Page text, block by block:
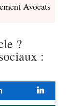
Avocats
?
: